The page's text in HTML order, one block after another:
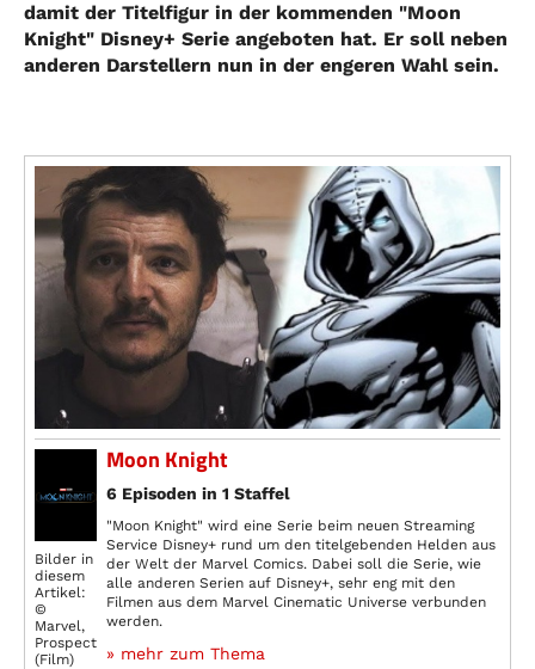
damit der Titelfigur in der kommenden "Moon
Knight" Disney+ Serie angeboten hat. Er soll neben
anderen Darstellern nun in der engeren Wahl sein.
Bilder in
diesem
Artikel:
©
Marvel,
Prospect
(Film)
Moon Knight
6 Episoden in 1 Staffel
"Moon Knight" wird eine Serie beim neuen Streaming
Service Disney+ rund um den titelgebenden Helden aus
der Welt der Marvel Comics. Dabei soll die Serie, wie
alle anderen Serien auf Disney+, sehr eng mit den
Filmen aus dem Marvel Cinematic Universe verbunden
werden.
» mehr zum Thema